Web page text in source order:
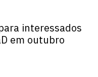
interessados
em outubro